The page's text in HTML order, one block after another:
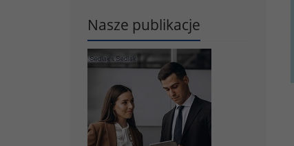
Nasze publikacje